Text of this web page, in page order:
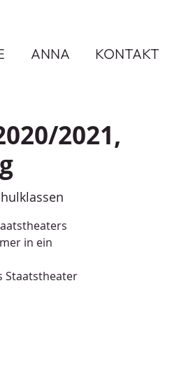
ANNA KONTAKT
2021,
in ein
Staatstheater